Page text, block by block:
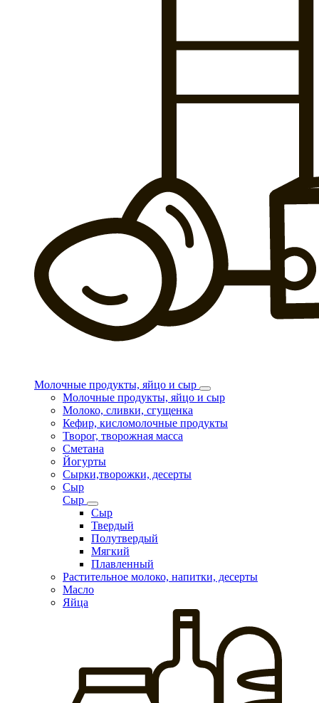
Молочные продукты, яйцо и сыр
Молочные продукты, яйцо и сыр
Молоко, сливки, сгущенка
Кефир, кисломолочные продукты
Творог, творожная масса
Сметана
Йогурты
Сырки,творожки, десерты
Сыр
Сыр
Сыр
Твердый
Полутвердый
Мягкий
Плавленный
Растительное молоко, напитки, десерты
Масло
Яйца